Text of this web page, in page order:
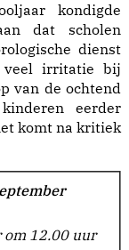
kondigde
dat scholen
dienst
veel irritatie bij
van de ochtend
eerder
komt na kritiek
om 12.00 uur